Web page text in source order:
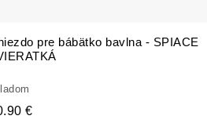
pre bábätko bavlna - SPIACE
€